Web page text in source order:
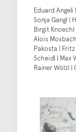
Eduard
Sonja Gangl |
Birgit
Alois
Pakosta |
Scheidl | Max
Rainer Wölzl